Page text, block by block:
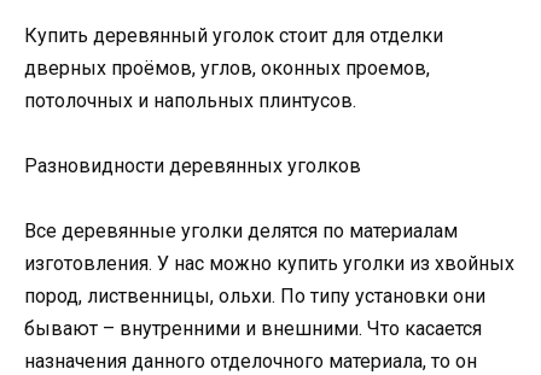
Купить деревянный уголок стоит для отделки
дверных проёмов, углов, оконных проемов,
потолочных и напольных плинтусов.
Разновидности деревянных уголков
Все деревянные уголки делятся по материалам
изготовления. У нас можно купить уголки из хвойных
пород, лиственницы, ольхи. По типу установки они
бывают – внутренними и внешними. Что касается
назначения данного отделочного материала, то он